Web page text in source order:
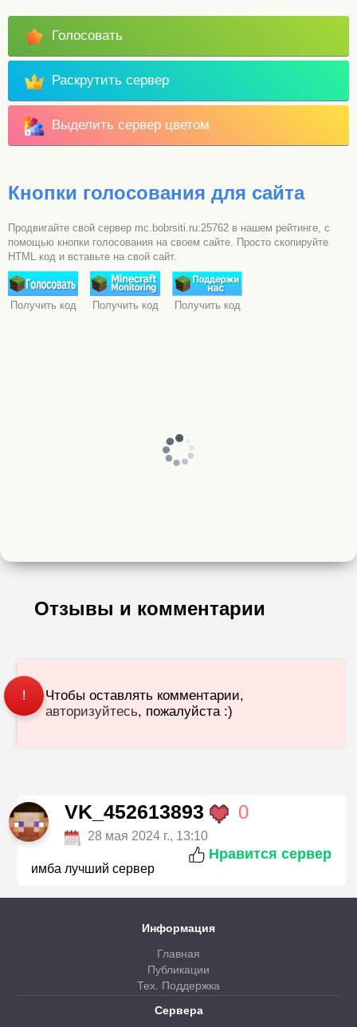
Голосовать
Раскрутить сервер
Выделить сервер цветом
Кнопки голосования для сайта
Продвигайте свой сервер mc.bobrsiti.ru:25762 в нашем рейтинге, с
помощью кнопки голосования на своем сайте. Просто скопируйте
HTML код и вставьте на свой сайт.
Получить код Получить код Получить код
Отзывы и комментарии
!
Чтобы оставлять комментарии,
авторизуйтесь, пожалуйста :)
VK_452613893 0
28 мая 2024 г., 13:10
Нравится сервер
имба лучший сервер
Информация
Главная
Публикации
Тех. Поддержка
Сервера